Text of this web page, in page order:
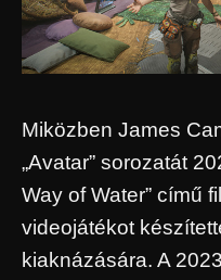
Miközben James
„Avatar” sorozatát
Way of Water” című
videojátékot
kiaknázására. A